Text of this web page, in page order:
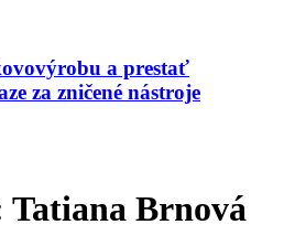
a prestať
za zničené nástroje
Tatiana Brnová